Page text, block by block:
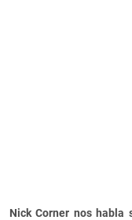
Nick Corner nos habla